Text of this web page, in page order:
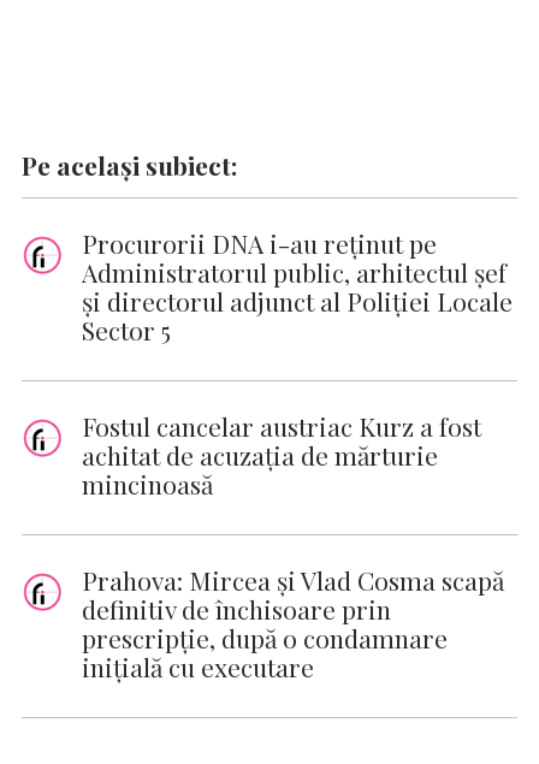
Pe același subiect:
Procurorii DNA i-au reţinut pe
Administratorul public, arhitectul șef
și directorul adjunct al Poliției Locale
Sector 5
Fostul cancelar austriac Kurz a fost
achitat de acuzaţia de mărturie
mincinoasă
Prahova: Mircea şi Vlad Cosma scapă
definitiv de închisoare prin
prescripţie, după o condamnare
iniţială cu executare